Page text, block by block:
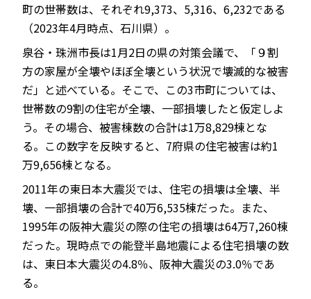
町の世帯数は、それぞれ9,373、5,316、6,232である
（2023年4月時点、石川県）。
泉谷・珠洲市長は1月2日の県の対策会議で、「９割
方の家屋が全壊やほぼ全壊という状況で壊滅的な被害
だ」と述べている。そこで、この3市町については、
世帯数の9割の住宅が全壊、一部損壊したと仮定しよ
う。その場合、被害棟数の合計は1万8,829棟とな
る。この数字を反映すると、7府県の住宅被害は約1
万9,656棟となる。
2011年の東日本大震災では、住宅の損壊は全壊、半
壊、一部損壊の合計で40万6,535棟だった。また、
1995年の阪神大震災の際の住宅の損壊は64万7,260棟
だった。現時点での能登半島地震による住宅損壊の数
は、東日本大震災の4.8％、阪神大震災の3.0％であ
る。